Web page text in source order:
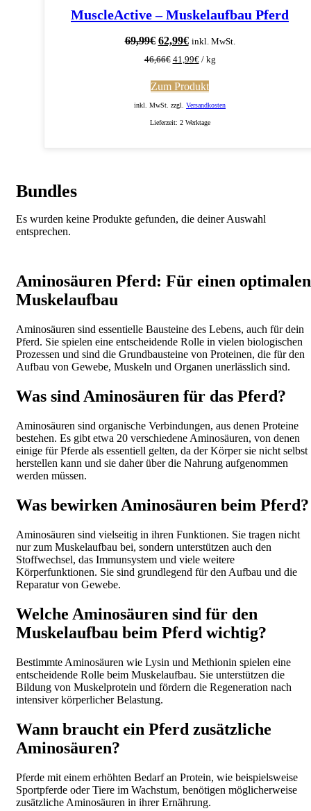
MuscleActive – Muskelaufbau Pferd
69,99€ Ursprünglicher
war:
62,99€Aktueller
ist:
inkl. MwSt.
46,66€ 41,99€/ kg
Zum Produkt
inkl. MwSt. zzgl. Versandkosten
Lieferzeit: 2 Werktage
Bundles
Es wurden keine Produkte gefunden, die deiner Auswahl
entsprechen.
Aminosäuren Pferd: Für einen optimalen
Muskelaufbau
Aminosäuren sind essentielle Bausteine des Lebens, auch für dein
Pferd. Sie spielen eine entscheidende Rolle in vielen biologischen
Prozessen und sind die Grundbausteine von Proteinen, die für den
Aufbau von Gewebe, Muskeln und Organen unerlässlich sind.
Was sind Aminosäuren für das Pferd?
Aminosäuren sind organische Verbindungen, aus denen Proteine
bestehen. Es gibt etwa 20 verschiedene Aminosäuren, von denen
einige für Pferde als essentiell gelten, da der Körper sie nicht selbst
herstellen kann und sie daher über die Nahrung aufgenommen
werden müssen.
Was bewirken Aminosäuren beim Pferd?
Aminosäuren sind vielseitig in ihren Funktionen. Sie tragen nicht
nur zum Muskelaufbau bei, sondern unterstützen auch den
Stoffwechsel, das Immunsystem und viele weitere
Körperfunktionen. Sie sind grundlegend für den Aufbau und die
Reparatur von Gewebe.
Welche Aminosäuren sind für den
Muskelaufbau beim Pferd wichtig?
Bestimmte Aminosäuren wie Lysin und Methionin spielen eine
entscheidende Rolle beim Muskelaufbau. Sie unterstützen die
Bildung von Muskelprotein und fördern die Regeneration nach
intensiver körperlicher Belastung.
Wann braucht ein Pferd zusätzliche
Aminosäuren?
Pferde mit einem erhöhten Bedarf an Protein, wie beispielsweise
Sportpferde oder Tiere im Wachstum, benötigen möglicherweise
zusätzliche Aminosäuren in ihrer Ernährung.